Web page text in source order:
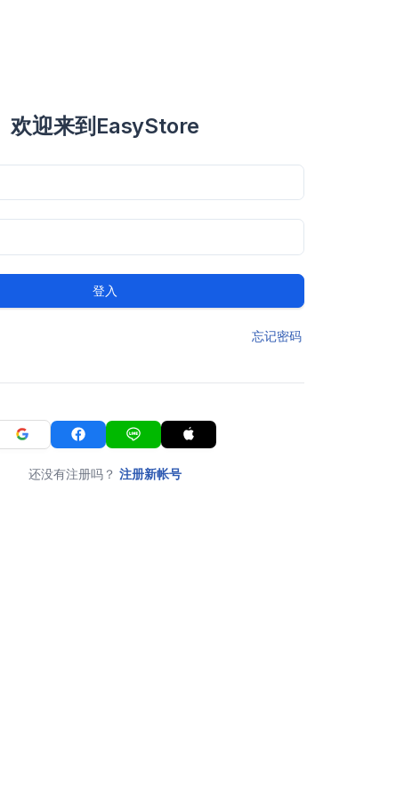
欢迎来到EasyStore
登入
忘记密码
还没有注册吗？ 注册新帐号